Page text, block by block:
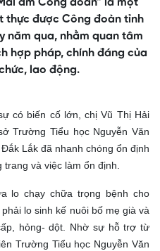
ấm Công đoàn” là một
thực được Công đoàn tỉnh
năm qua, nhằm quan tâm
hợp pháp, chính đáng của
lao động.
có biến cố lớn, chị Vũ Thị Hải
Trường Tiểu học Nguyễn Văn
Lắk đã nhanh chóng ổn định
và việc làm ổn định.
lo chạy chữa trọng bệnh cho
lo sinh kế nuôi bố mẹ già và
hỏng- dột. Nhờ sự hỗ trợ từ
Trường Tiểu học Nguyễn Văn